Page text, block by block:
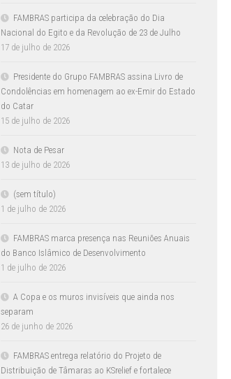
FAMBRAS participa da celebração do Dia
Nacional do Egito e da Revolução de 23 de Julho
17 de julho de 2026
Presidente do Grupo FAMBRAS assina Livro de
Condolências em homenagem ao ex-Emir do Estado
do Catar
15 de julho de 2026
Nota de Pesar
13 de julho de 2026
(sem título)
1 de julho de 2026
FAMBRAS marca presença nas Reuniões Anuais
do Banco Islâmico de Desenvolvimento
1 de julho de 2026
A Copa e os muros invisíveis que ainda nos
separam
26 de junho de 2026
FAMBRAS entrega relatório do Projeto de
Distribuição de Tâmaras ao KSrelief e fortalece